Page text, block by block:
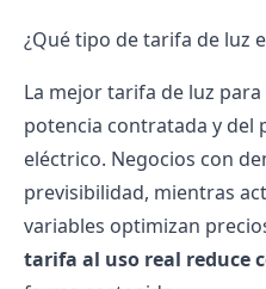
¿Qué tipo de tarifa de luz
La mejor tarifa de luz
potencia contratada y del
eléctrico. Negocios con
previsibilidad, mientras
variables optimizan
tarifa al uso real reduce